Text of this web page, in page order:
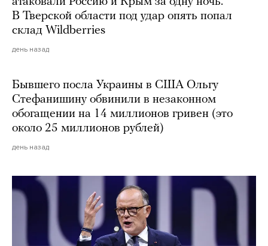
В Тверской области под удар опять попал
склад Wildberries
день назад
Бывшего посла Украины в США Ольгу
Стефанишину обвинили в незаконном
обогащении на 14 миллионов гривен (это
около 25 миллионов рублей)
день назад